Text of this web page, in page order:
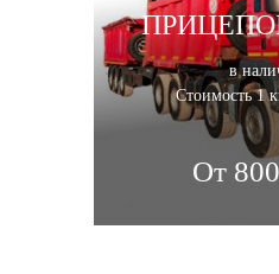
в
Стоимость 1
От